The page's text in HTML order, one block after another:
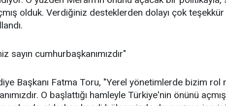
olduk. Verdiğiniz desteklerden dolayı çok
sayın cumhurbaşkanımızdır"
Başkanı Fatma Toru, "Yerel yönetimlerde bizim rol
O başlattığı hamleyle Türkiye'nin önünü